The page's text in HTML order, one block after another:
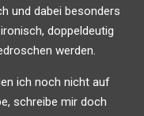
und dabei besonders
doppeldeutig
werden.
ich noch nicht auf
schreibe mir doch